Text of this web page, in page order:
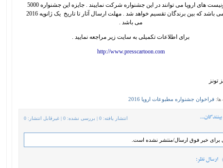
کارتونیست های اروپا می توانند در این جشنواره شرکت نماییند . جایزه این جشنواره 5000
یورو می باشد که بین برندگان تقسیم خواهد شد . مهلت ارسال آثار تا تاریخ یک ژانویه 2016
می باشد .
برای اطلاعات تکمیلی به سایت زیر مراجعه نمایید .
http://www.presscartoon.com
ها:فراخوان جشنواره مطبوعات اروپا 2016
انتشار یافته: 0 | بررسی نشده: 0 | غیرقابل انتشار: 0
برای خبر فوق ارسال/منتشر نشده است.